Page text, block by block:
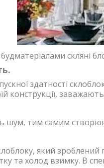
скляні
здатності
конструкції,
шум, тим самим
який
та холод взимку. В